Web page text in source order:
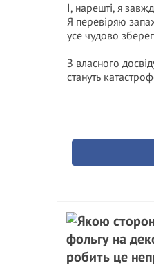
І, нарешті, я
Я перевіряю
усе чудово
З власного
стануть